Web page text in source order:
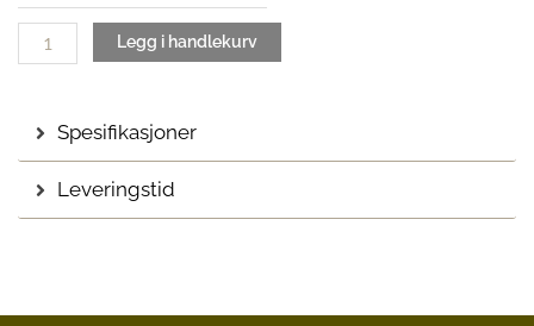
Legg i handlekurv
Spesifikasjoner
Leveringstid